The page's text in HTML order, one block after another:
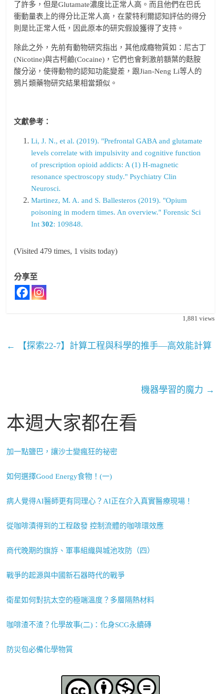
了許多，但是Glutamate濃度比正常人高。而且他們在巴氏
衝動量表上的得分比正常人高，在蒙特利爾認知評估的得分
則是比正常人低，因此原本的研究假設獲得了支持。
除此之外，先前有動物研究指出，其他成癮物質如：尼古丁
(Nicotine)與古柯鹼(Cocaine)，它們也會刺激前額葉的麩胺
酸分泌，使得動物的認知功能變差，跟Jian-Neng Li等人的
鴉片類藥物研究結果相當類似。
文獻參考：
Li, J. N., et al. (2019). "Prefrontal GABA and glutamate
levels correlate with impulsivity and cognitive function
of prescription opioid addicts: A (1) H-magnetic
resonance spectroscopy study." Psychiatry Clin
Neurosci.
Martinez, M. A. and S. Ballesteros (2019). "Opium
poisoning in modern times. An overview." Forensic Sci
Int302: 109848.
(Visited 479 times, 1 visits today)
分享至
1,881 views
← 【探索22-7】計算工程與科學的推手—高效能計算
機器學習的魔力 →
本週大家都在看
加一點鹽巴，讓沙士變瘋狂的祕密
如何選擇Good Energy食物！(一)
病人覺得AI醫師更有同理心？AI正在介入真實醫療現場！
從咖啡漬得到的工程啟發 控制流體的咖啡環效應
商代晚期的旗斿、軍事組織與城池攻防（四）
戰爭的起源與中國新石器時代的戰爭
衛星如何對抗太空的極端溫度？多層隔熱材料
咖啡渣不渣？化學故事(二)：化身SCG永續磚
防災包必備化學物質